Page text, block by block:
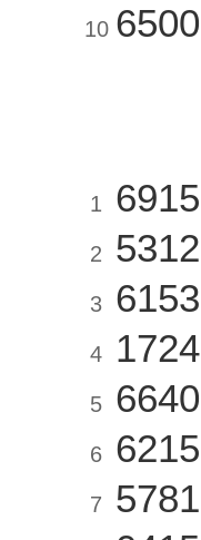
10 6500
1 6915
2 5312
3 6153
4 1724
5 6640
6 6215
7
5781